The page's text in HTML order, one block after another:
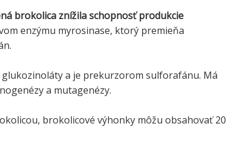
brokolica znížila schopnosť produkcie
enzýmu myrosinase, ktorý premieňa
a je prekurzorom sulforafánu. Má
a mutagenézy.
brokolicové výhonky môžu obsahovať 20